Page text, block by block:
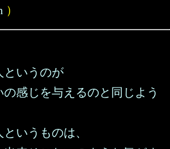
）
というのが
感じを与えるのと同じよう
いうものは、